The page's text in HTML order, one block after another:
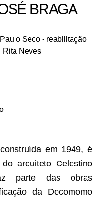
BRAGA
em 1949, é
arquiteto Celestino
parte das obras
da Docomomo
Seco - reabilitação
Rita Neves